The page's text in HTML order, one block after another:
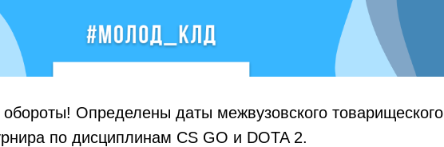
обороты! Определены даты межвузовского товарищеского
по дисциплинам CS GO и DOTA 2.